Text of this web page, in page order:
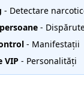
- Detectare
-
- Manifestații
VIP - Personalități